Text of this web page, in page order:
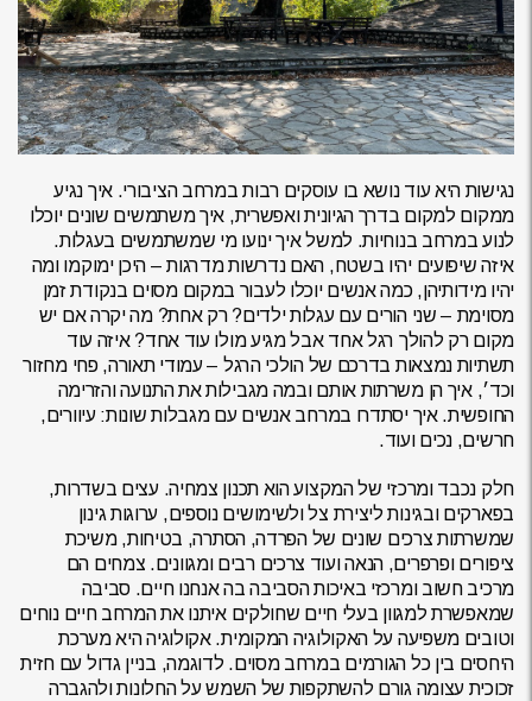
נגישות היא עוד נושא בו עוסקים רבות במרחב הציבורי. איך נגיע
ממקום למקום בדרך הגיונית ואפשרית, איך משתמשים שונים יוכלו
לנוע במרחב בנוחיות. למשל איך ינועו מי שמשתמשים בעגלות.
איזה שיפועים יהיו בשטח, האם נדרשות מדרגות – היכן ימוקמו ומה
יהיו מידותיהן, כמה אנשים יוכלו לעבור במקום מסוים בנקודת זמן
מסוימת – שני הורים עם עגלות ילדים? רק אחת? מה יקרה אם יש
מקום רק להולך רגל אחד אבל מגיע מולו עוד אחד? איזה עוד
תשתיות נמצאות בדרכם של הולכי הרגל – עמודי תאורה, פחי מחזור
וכד׳, איך הן משרתות אותם ובמה מגבילות את התנועה והזרימה
החופשית. איך יסתדרו במרחב אנשים עם מגבלות שונות: עיוורים,
חרשים, נכים ועוד.
חלק נכבד ומרכזי של המקצוע הוא תכנון צמחיה. עצים בשדרות,
בפארקים ובגינות ליצירת צל ולשימושים נוספים, ערוגות גינון
שמשרתות צרכים שונים של הפרדה, הסתרה, בטיחות, משיכת
ציפורים ופרפרים, הנאה ועוד צרכים רבים ומגוונים. צמחים הם
מרכיב חשוב ומרכזי באיכות הסביבה בה אנחנו חיים. סביבה
שמאפשרת למגוון בעלי חיים שחולקים איתנו את המרחב חיים נוחים
וטובים משפיעה על האקולוגיה המקומית. אקולוגיה היא מערכת
היחסים בין כל הגורמים במרחב מסוים. לדוגמה, בניין גדול עם חזית
זכוכית עצומה גורם להשתקפות של השמש על החלונות ולהגברה